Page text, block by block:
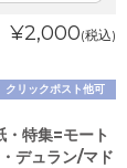
¥2,000(税込)
クリックポスト他可
・特集=モート
デュラン/マド